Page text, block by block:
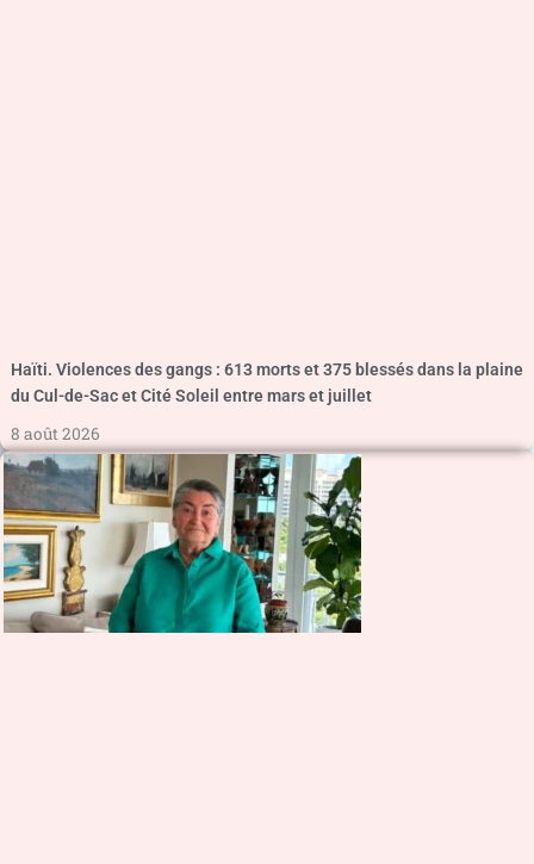
Haïti. Violences des gangs : 613 morts et 375 blessés dans la plaine
du Cul-de-Sac et Cité Soleil entre mars et juillet
8 août 2026